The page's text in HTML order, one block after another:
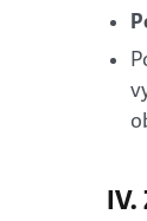
IV.